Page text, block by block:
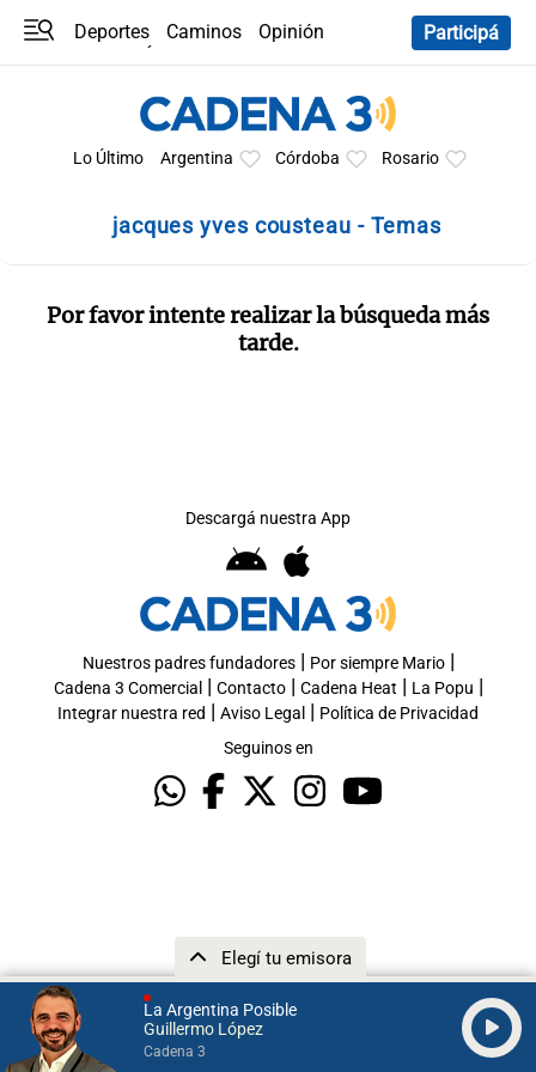
La Argentina Posible
Guillermo López
Cadena 3
Elegí tu emisora
Deportes Caminos
Opinión
Participá
Lo Último Argentina Córdoba Rosario
jacques yves cousteau - Temas
Por favor intente realizar la búsqueda más
tarde.
Descargá nuestra App
Nuestros padres fundadores| Por siempre Mario|
Cadena 3 Comercial | Contacto| Cadena Heat | La Popu |
Integrar nuestra red | Aviso Legal | Política de Privacidad
Seguinos en